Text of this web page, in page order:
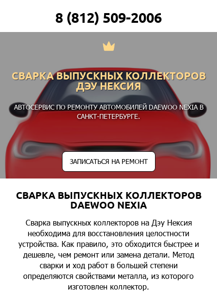
8 (812) 509-2006
СВАРКА ВЫПУСКНЫХ КОЛЛЕКТОРОВ
ДЭУ НЕКСИЯ
АВТОСЕРВИС ПО РЕМОНТУ АВТОМОБИЛЕЙ DAEWOO NEXIA В
САНКТ-ПЕТЕРБУРГЕ.
ЗАПИСАТЬСЯ НА РЕМОНТ
СВАРКА ВЫПУСКНЫХ КОЛЛЕКТОРОВ
DAEWOO NEXIA
Сварка выпускных коллекторов на Дэу Нексия
необходима для восстановления целостности
устройства. Как правило, это обходится быстрее и
дешевле, чем ремонт или замена детали. Метод
сварки и ход работ в большей степени
определяются свойствами металла, из которого
изготовлен коллектор.